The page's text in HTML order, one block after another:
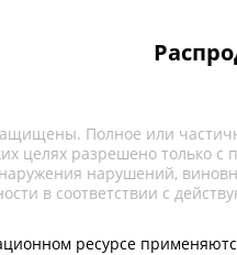
Полное или
целях разрешено только
нарушений,
в соответствии с
ресурсе